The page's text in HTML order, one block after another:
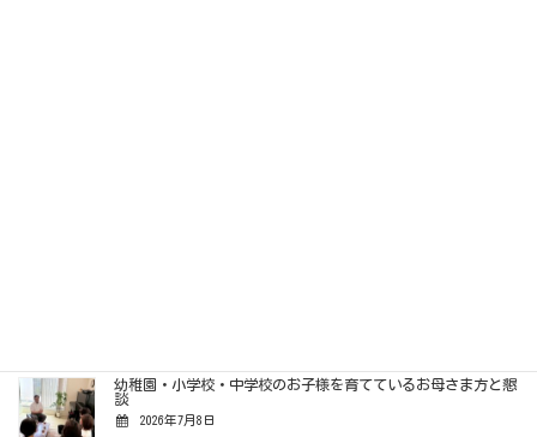
幼稚園・小学校・中学校のお子様を育てているお母さま方と懇
談
2026年7月8日